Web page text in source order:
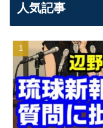
人気記事